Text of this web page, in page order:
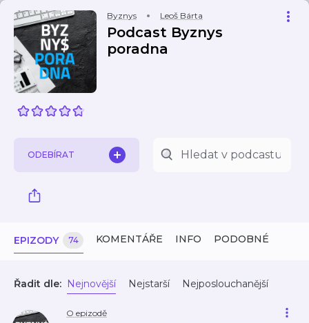
Byznys Leoš Bárta
Podcast Byznys
poradna
ODEBÍRAT
EPIZODY 74 KOMENTÁŘE INFO PODOBNÉ
Řadit dle: Nejnovější Nejstarší Nejposlouchanější
O epizodě